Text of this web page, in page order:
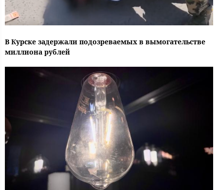
В Курске задержали подозреваемых в вымогательстве
миллиона рублей